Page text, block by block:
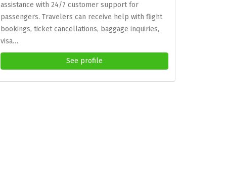
assistance with 24/7 customer support for
passengers. Travelers can receive help with flight
bookings, ticket cancellations, baggage inquiries,
visa…
See profile